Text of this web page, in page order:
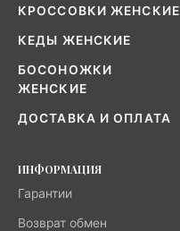
КРОССОВКИ ЖЕНСКИЕ
КЕДЫ ЖЕНСКИЕ
БОСОНОЖКИ
ЖЕНСКИЕ
ДОСТАВКА И ОПЛАТА
ИНФОРМАЦИЯ
Гарантии
Возврат обмен